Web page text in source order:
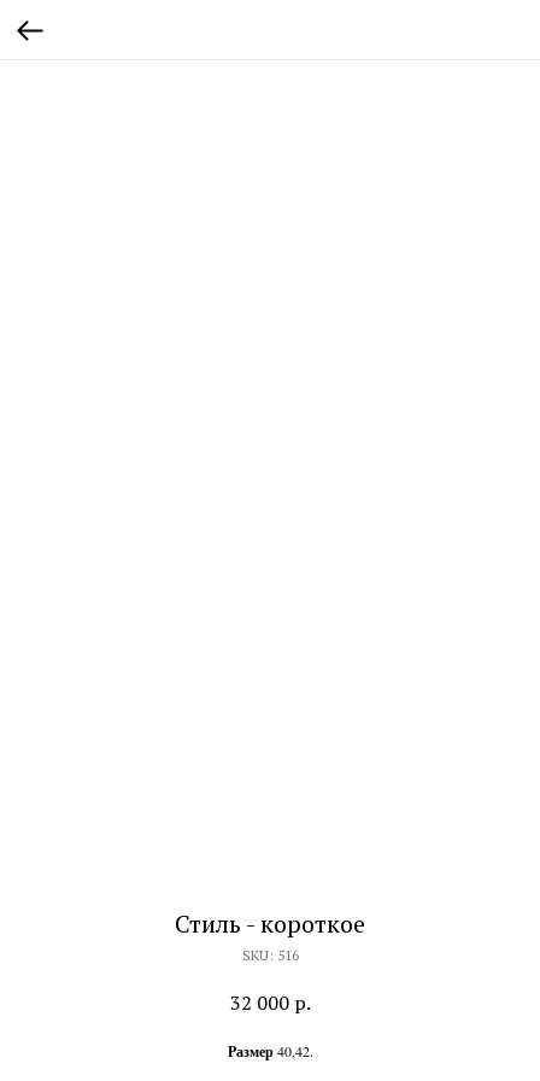
Стиль - короткое
SKU: 516
32 000 р.
Размер40,42.